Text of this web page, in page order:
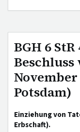
BGH 6 StR
Beschluss
November
Potsdam)
Einziehung von
Erbschaft).